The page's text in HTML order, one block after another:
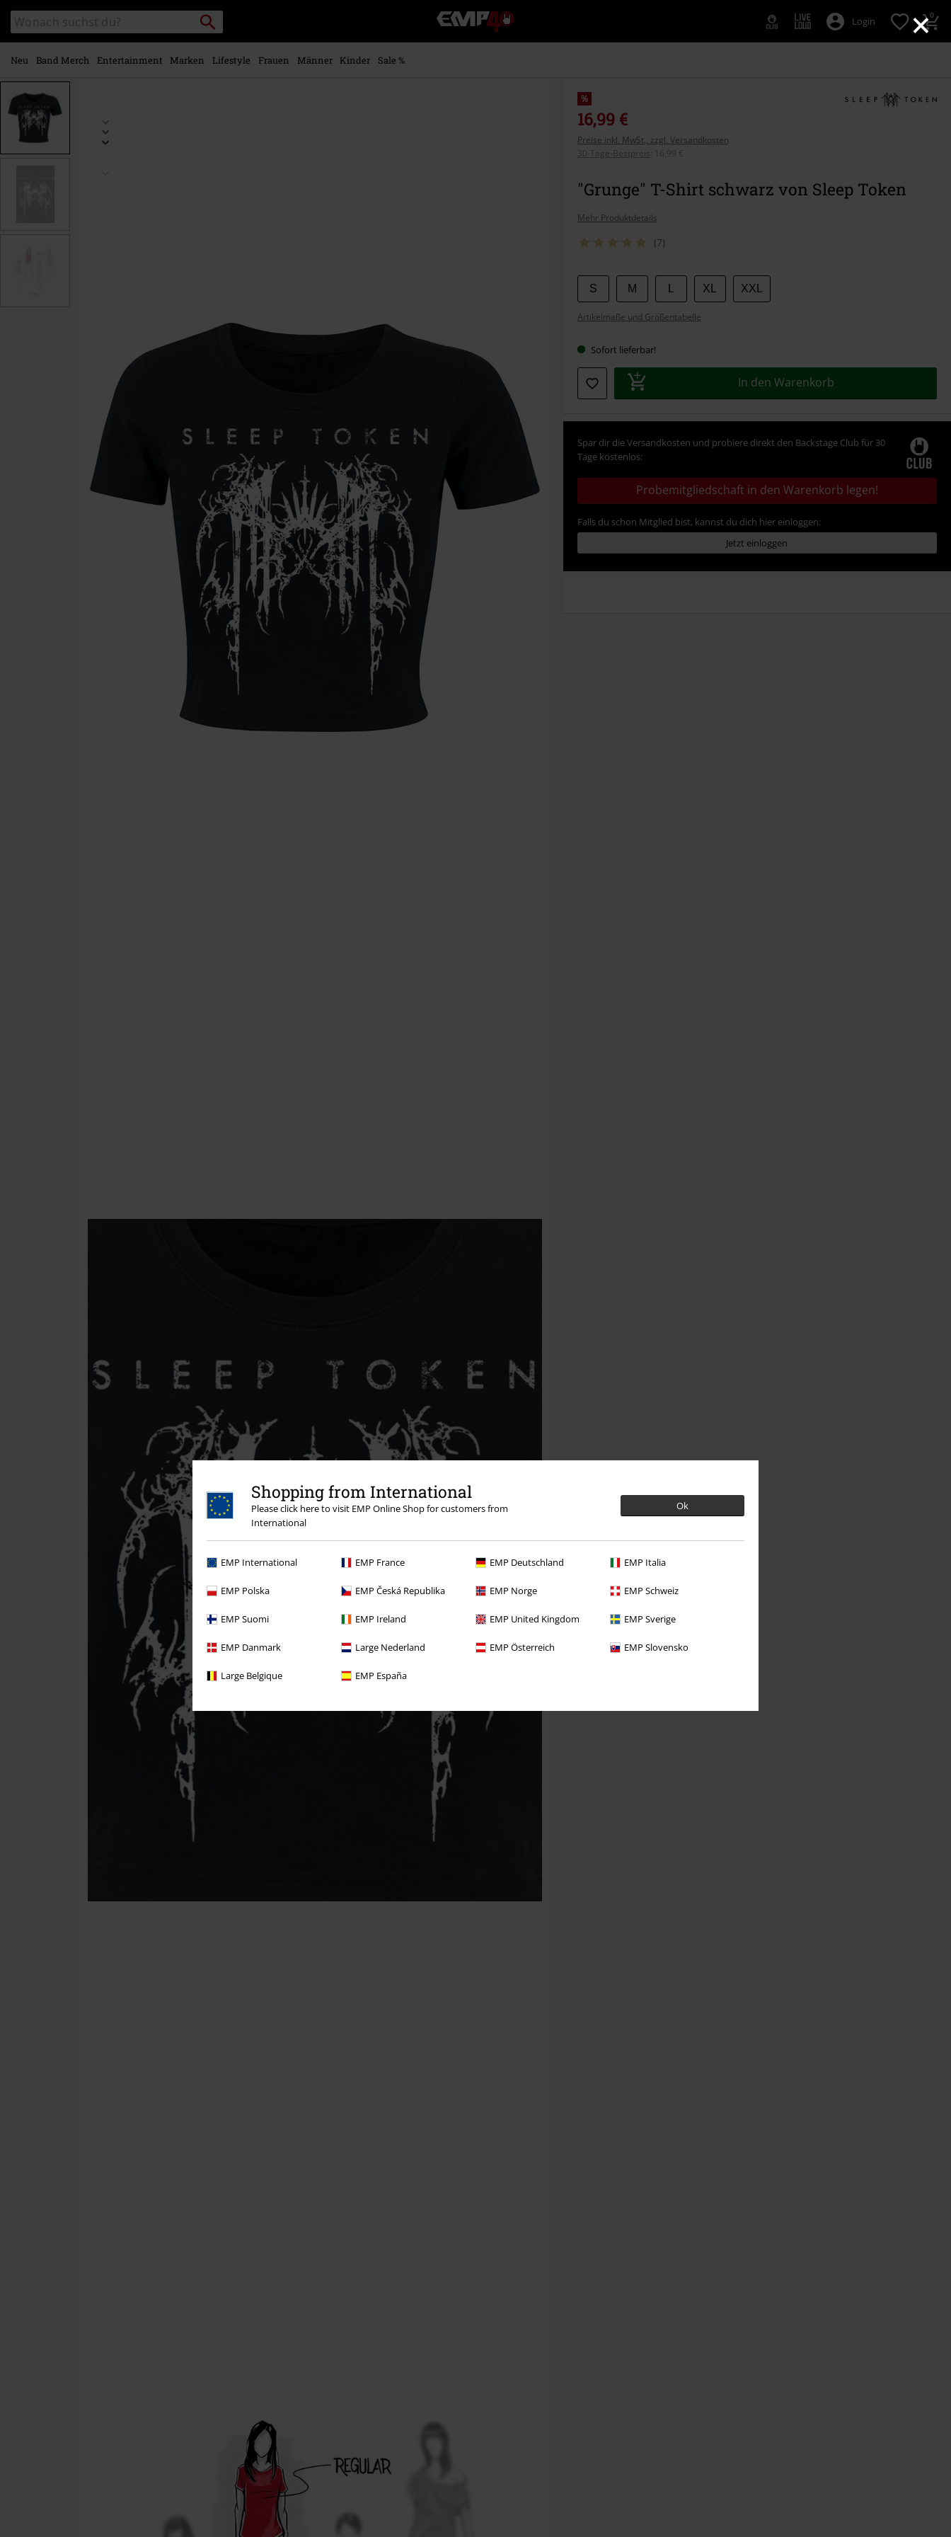
×
Shopping from International
Please click here to visit EMP Online Shop for customers from
International
Ok
EMP International EMP France EMP Deutschland EMP Italia
EMP Polska EMP Česká Republika EMP Norge EMP Schweiz
EMP Suomi EMP Ireland EMP United Kingdom EMP Sverige
EMP Danmark Large Nederland EMP Österreich EMP Slovensko
Large Belgique EMP España
Hauptinhalt
springen
Katalog
durchsuchen
Packstation
suchen
EMP
Merchandise
-
Login 0
Neu Band Merch Entertainment Marken Lifestyle Frauen Männer Kinder
Sale %
www.emp.at/p/grunge/573484.html
%
16,99 €
Preise inkl. MwSt., zzgl. Versandkosten
30-Tage-Bestpreis
16,99 €
"Grunge" T-Shirt schwarz von Sleep Token
Mehr Produktdetails
(7)
Wähle
deine
Größe
S M XL XXL
Artikelmaße und Größentabelle
Sofort lieferbar!
In den Warenkorb
Spar dir die Versandkosten und probiere direkt den Backstage Club für 30
Tage kostenlos:
Probemitgliedschaft in den Warenkorb legen!
Falls du schon Mitglied bist, kannst du dich hier einloggen:
Jetzt einloggen